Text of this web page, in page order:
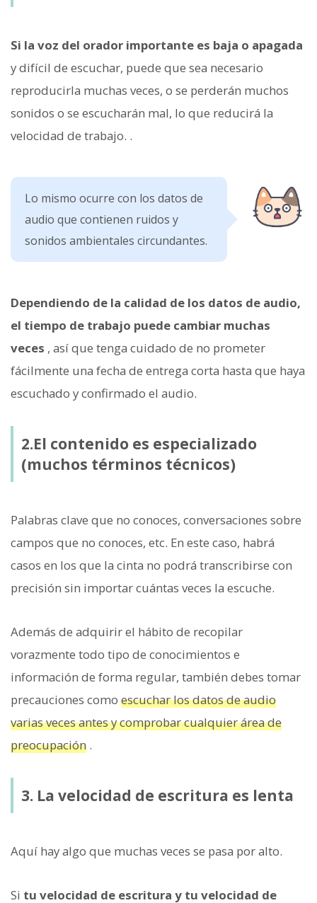
Si la voz del orador importante es baja o apagada
y difícil de escuchar, puede que sea necesario
reproducirla muchas veces, o se perderán muchos
sonidos o se escucharán mal, lo que reducirá la
velocidad de trabajo. .
Lo mismo ocurre con los datos de
audio que contienen ruidos y
sonidos ambientales circundantes.
Dependiendo de la calidad de los datos de audio,
el tiempo de trabajo puede cambiar muchas
veces , así que tenga cuidado de no prometer
fácilmente una fecha de entrega corta hasta que haya
escuchado y confirmado el audio.
2.El contenido es especializado
(muchos términos técnicos)
Palabras clave que no conoces, conversaciones sobre
campos que no conoces, etc. En este caso, habrá
casos en los que la cinta no podrá transcribirse con
precisión sin importar cuántas veces la escuche.
Además de adquirir el hábito de recopilar
vorazmente todo tipo de conocimientos e
información de forma regular, también debes tomar
precauciones como escuchar los datos de audio
varias veces antes y comprobar cualquier área de
preocupación .
3. La velocidad de escritura es lenta
Aquí hay algo que muchas veces se pasa por alto.
Si tu velocidad de escritura y tu velocidad de